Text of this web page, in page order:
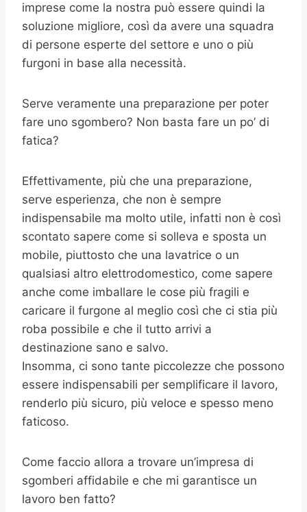
imprese come la nostra può essere quindi la
soluzione migliore, così da avere una squadra
di persone esperte del settore e uno o più
furgoni in base alla necessità.
Serve veramente una preparazione per poter
fare uno sgombero? Non basta fare un po’ di
fatica?
Effettivamente, più che una preparazione,
serve esperienza, che non è sempre
indispensabile ma molto utile, infatti non è così
scontato sapere come si solleva e sposta un
mobile, piuttosto che una lavatrice o un
qualsiasi altro elettrodomestico, come sapere
anche come imballare le cose più fragili e
caricare il furgone al meglio così che ci stia più
roba possibile e che il tutto arrivi a
destinazione sano e salvo.
Insomma, ci sono tante piccolezze che possono
essere indispensabili per semplificare il lavoro,
renderlo più sicuro, più veloce e spesso meno
faticoso.
Come faccio allora a trovare un’impresa di
sgomberi affidabile e che mi garantisce un
lavoro ben fatto?